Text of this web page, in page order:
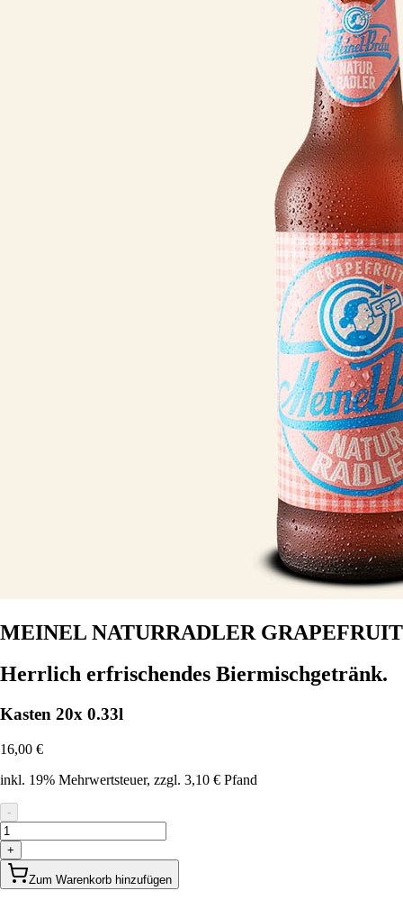
MEINEL NATURRADLER GRAPEFRUIT
Herrlich erfrischendes Biermischgetränk.
Kasten 20x 0.33l
16,00 €
inkl. 19% Mehrwertsteuer, zzgl. 3,10 € Pfand
-
+
Zum Warenkorb hinzufügen